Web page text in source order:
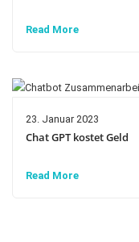
Read More
23. Januar 2023
Chat GPT kostet Geld
Read More